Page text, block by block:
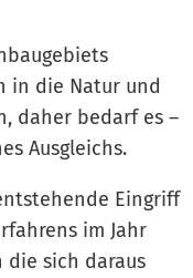
in die Natur und
daher bedarf es –
Ausgleichs.
Eingriff
im Jahr
die sich daraus